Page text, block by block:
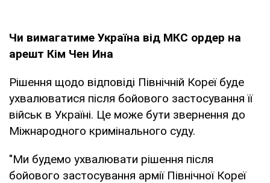
Чи вимагатиме Україна від МКС ордер на
арешт Кім Чен Ина
Рішення щодо відповіді Північній Кореї буде
ухвалюватися після бойового застосування її
військ в Україні. Це може бути звернення до
Міжнародного кримінального суду.
"Ми будемо ухвалювати рішення після
бойового застосування армії Північної Кореї